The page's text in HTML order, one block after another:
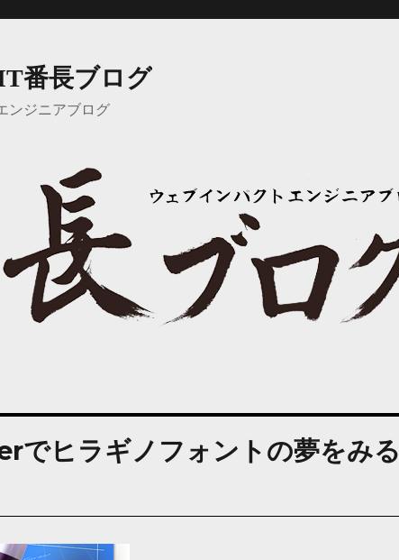
番長ブログ
ンジニアブログ
ヒラギノフォントの夢をみる